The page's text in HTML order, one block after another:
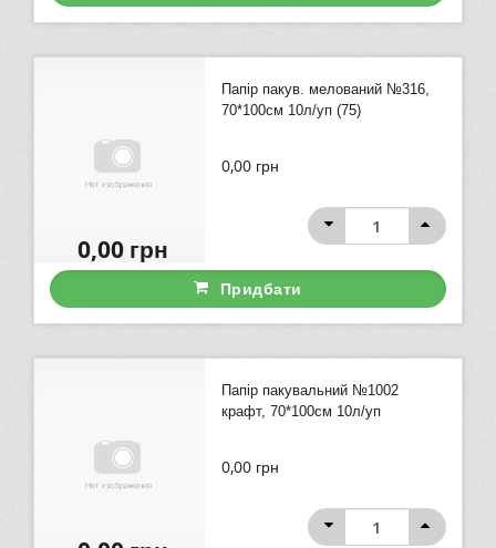
Папір пакув. мелований №316,
70*100см 10л/уп (75)
0,00 грн
0,00грн
Придбати
Папір пакувальний №1002
крафт, 70*100см 10л/уп
0,00 грн